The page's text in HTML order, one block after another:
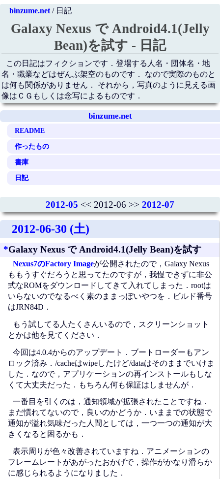
binzume.net/ 日記
Galaxy Nexus で Android4.1(Jelly
Bean)を試す - 日記
この日記はフィクションです．登場する人名・団体名・地
名・職業などはぜんぶ架空のものです． なので実際のものと
は何も関係がありません． それから，写真のように見える画
像はＣＧもしくは念写によるものです．
binzume.net
README
作ったもの
書庫
日記
2012-05 << 2012-06 >> 2012-07
2012-06-30 (土)
*Galaxy Nexus で Android4.1(Jelly Bean)を試す
Nexus7のFactory Imageが公開されたので，Galaxy Nexus
ももうすぐだろうと思ってたのですが，我慢できずに非公
式なROMをダウンロードしてきて入れてしまった．rootは
いらないのでなるべく素のままっぽいやつを．ビルド番号
はJRN84D．
もう試してる人たくさんいるので，スクリーンショット
とかは他を見てください．
今回は4.0.4からのアップデート．ブートローダーもアン
ロック済み．/cacheはwipeしたけど/dataはそのままでいけま
した．なので，アプリケーションの再インストールもしな
くて大丈夫だった．もちろん何も保証はしませんが．
一番目を引くのは，通知領域が拡張されたことですね．
まだ慣れてないので，良いのかどうか．いままでの状態で
通知が溢れ気味だった人間としては，一つ一つの通知が大
きくなると困るかも．
表示周りが色々改善されていますね．アニメーションの
フレームレートがあがったおかげで，操作がかなり滑らか
に感じられるようになりました．